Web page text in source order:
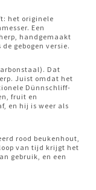
het originele
Een
handgemaakt
gebogen versie.
Dat
Juist omdat het
Dünnschliff-
fruit en
en hij is weer als
rood beukenhout,
van tijd krijgt het
gebruik, en een